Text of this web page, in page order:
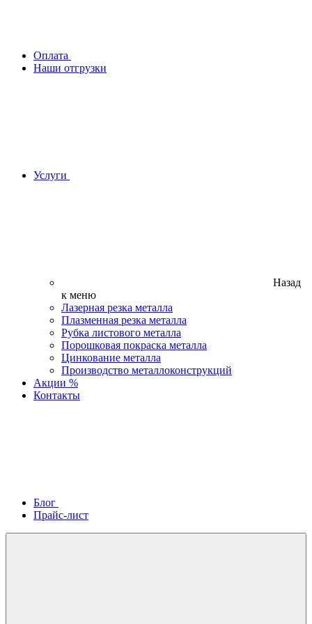
Оплата
Наши отгрузки
Услуги
Назад
к меню
Лазерная резка металла
Плазменная резка металла
Рубка листового металла
Порошковая покраска металла
Цинкование металла
Производство металлоконструкций
Акции %
Контакты
Блог
Прайс-лист